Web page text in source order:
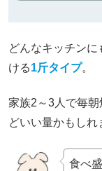
どんなキッチン
ける1斤タイプ。
家族2～3人で毎
どいい量かもしれ
食べ